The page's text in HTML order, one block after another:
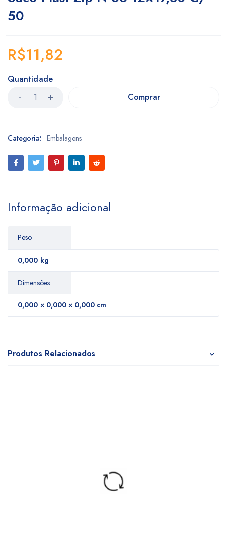
50
R$11,82
Quantidade
Comprar
Categoria: Embalagens
Informação adicional
Peso
0,000 kg
Dimensões
0,000 × 0,000 × 0,000 cm
Produtos Relacionados